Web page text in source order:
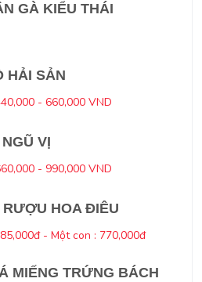
GÀ KIỂU THÁI
HẢI SẢN
- 660,000 VND
VỊ
- 990,000 VND
HOA ĐIÊU
- Một con : 770,000đ
MIẾNG TRỨNG BÁCH